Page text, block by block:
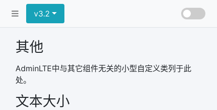
v3.2
其他
AdminLTE中与其它组件无关的小型自定义类列于此
处。
文本大小